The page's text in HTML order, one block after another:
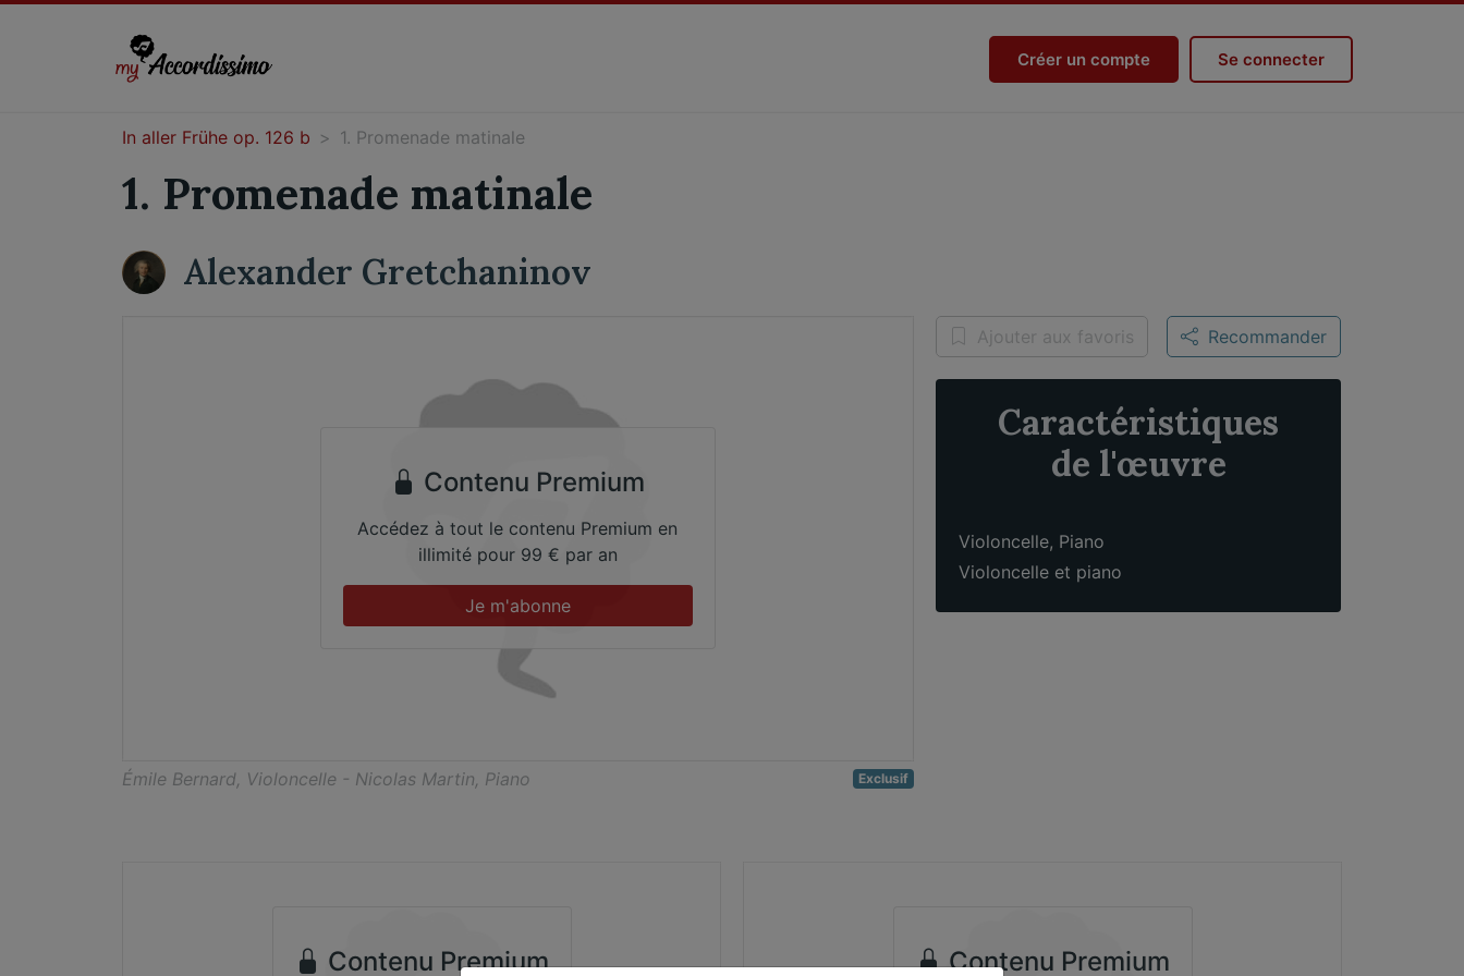
Créer un compte Se connecter
In aller Frühe op. 126 b 1. Promenade matinale
1. Promenade matinale
Alexander Gretchaninov
Contenu Premium
Accédez à tout le contenu Premium en
illimité pour 99 € par an
Je m'abonne
Émile Bernard, Violoncelle - Nicolas Martin, Piano Exclusif
Ajouter aux favoris Recommander
Caractéristiques
de l'œuvre
Violoncelle, Piano
Violoncelle et piano
Contenu Premium Contenu Premium